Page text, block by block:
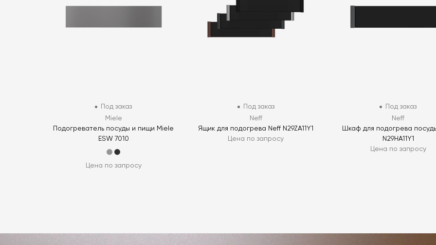
Под заказ
Miele
Подогреватель посуды и пищи Miele
ESW 7010
Цена по запросу
Под заказ
Neff
Ящик для подогрева Neff N29ZA11Y1
Цена по запросу
Под заказ
Neff
Шкаф для подогрева посуды
N29HA11Y1
Цена по запросу